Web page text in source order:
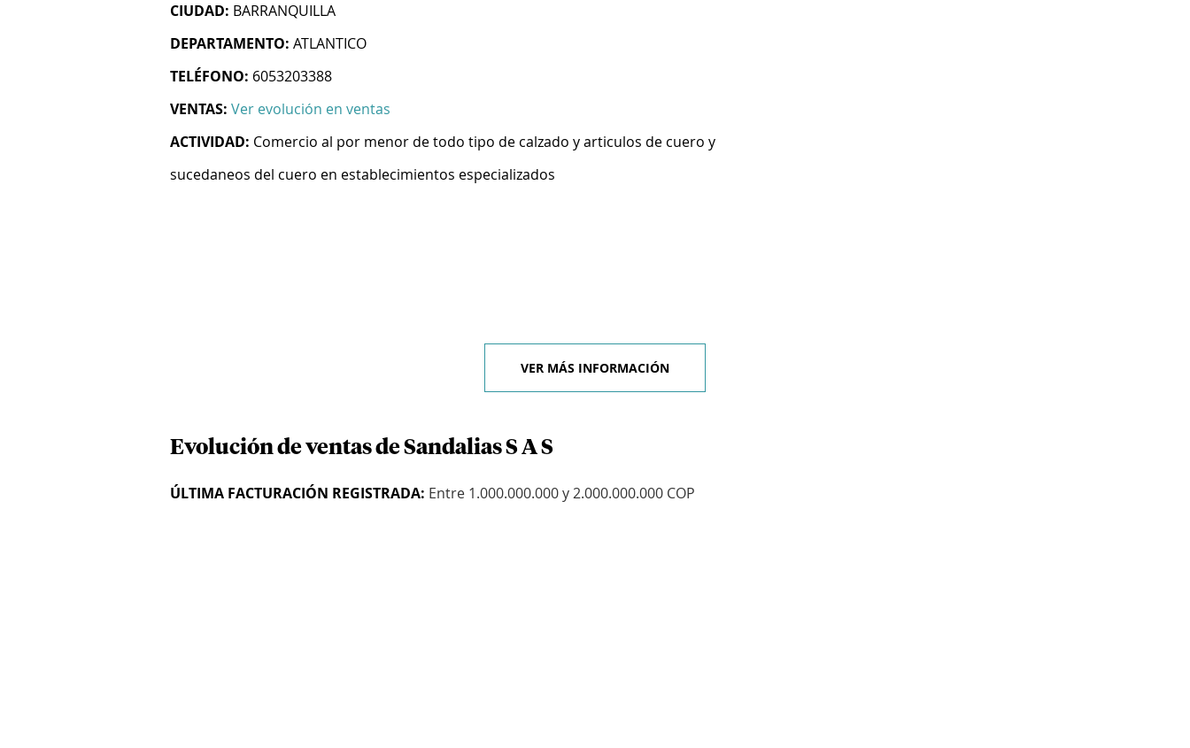
CIUDAD: BARRANQUILLA
DEPARTAMENTO: ATLANTICO
TELÉFONO: 6053203388
VENTAS: Ver evolución en ventas
ACTIVIDAD: Comercio al por menor de todo tipo de calzado y articulos de cuero y
sucedaneos del cuero en establecimientos especializados
VER MÁS INFORMACIÓN
Evolución de ventas de Sandalias S A S
ÚLTIMA FACTURACIÓN REGISTRADA: Entre 1.000.000.000 y 2.000.000.000 COP